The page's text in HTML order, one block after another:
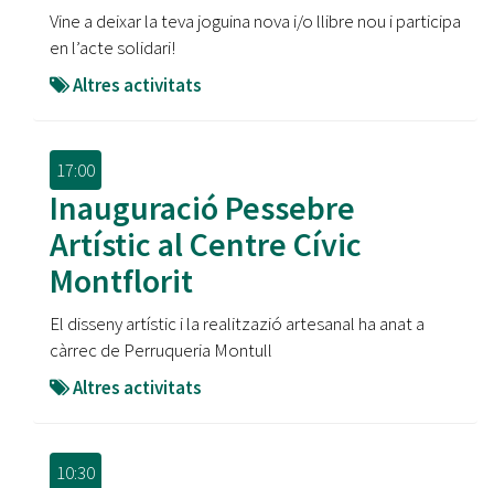
Vine a deixar la teva joguina nova i/o llibre nou i participa
en l’acte solidari!
Altres activitats
17:00
Inauguració Pessebre
Artístic al Centre Cívic
Montflorit
El disseny artístic i la realitzazió artesanal ha anat a
càrrec de Perruqueria Montull
Altres activitats
10:30